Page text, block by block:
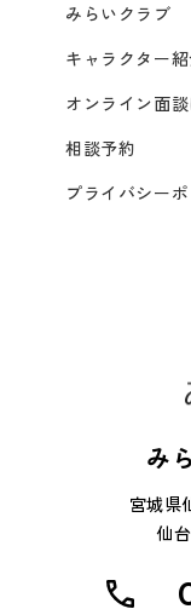
み
宮城県
仙
みらいクラブ
キャラクター
オンライン面
相談予約
プライバシー